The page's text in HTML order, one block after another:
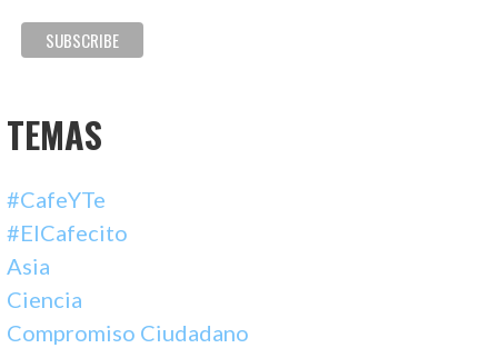
TEMAS
#CafeYTe
#ElCafecito
Asia
Ciencia
Compromiso Ciudadano